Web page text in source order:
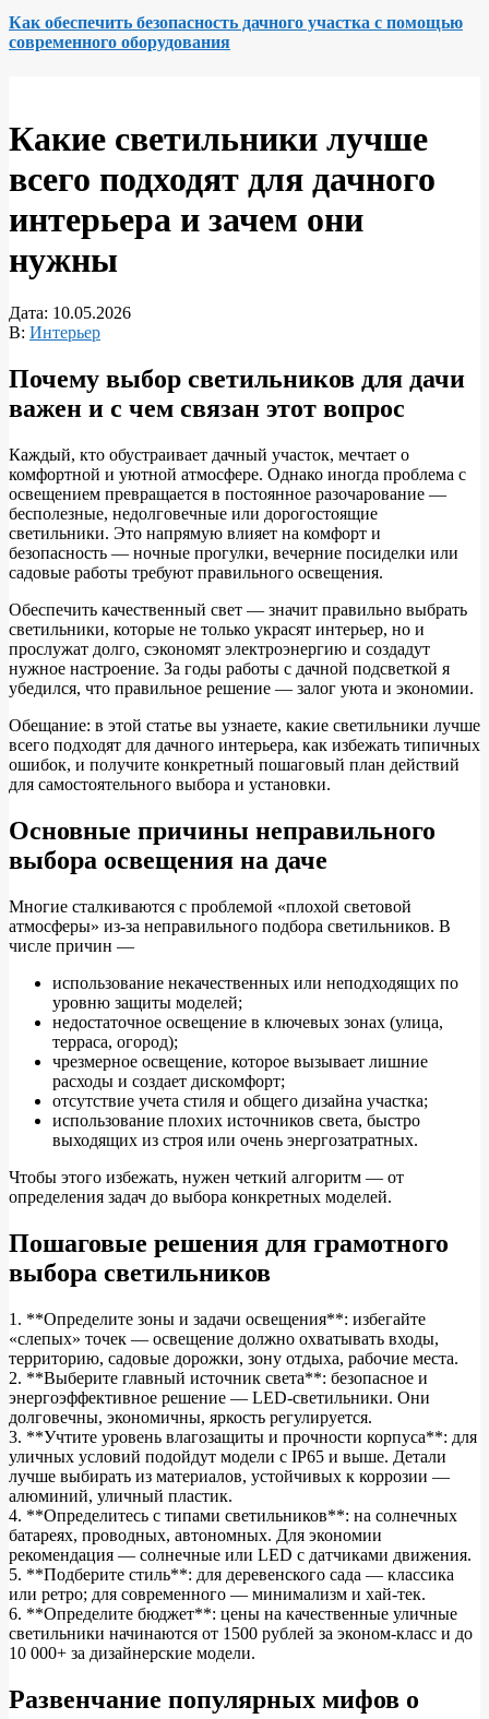
Как обеспечить безопасность дачного участка с помощью
современного оборудования
Какие светильники лучше
всего подходят для дачного
интерьера и зачем они
нужны
Дата: 10.05.2026
В: Интерьер
Почему выбор светильников для дачи
важен и с чем связан этот вопрос
Каждый, кто обустраивает дачный участок, мечтает о
комфортной и уютной атмосфере. Однако иногда проблема с
освещением превращается в постоянное разочарование —
бесполезные, недолговечные или дорогостоящие
светильники. Это напрямую влияет на комфорт и
безопасность — ночные прогулки, вечерние посиделки или
садовые работы требуют правильного освещения.
Обеспечить качественный свет — значит правильно выбрать
светильники, которые не только украсят интерьер, но и
прослужат долго, сэкономят электроэнергию и создадут
нужное настроение. За годы работы с дачной подсветкой я
убедился, что правильное решение — залог уюта и экономии.
Обещание: в этой статье вы узнаете, какие светильники лучше
всего подходят для дачного интерьера, как избежать типичных
ошибок, и получите конкретный пошаговый план действий
для самостоятельного выбора и установки.
Основные причины неправильного
выбора освещения на даче
Многие сталкиваются с проблемой «плохой световой
атмосферы» из-за неправильного подбора светильников. В
числе причин —
использование некачественных или неподходящих по
уровню защиты моделей;
недостаточное освещение в ключевых зонах (улица,
терраса, огород);
чрезмерное освещение, которое вызывает лишние
расходы и создает дискомфорт;
отсутствие учета стиля и общего дизайна участка;
использование плохих источников света, быстро
выходящих из строя или очень энергозатратных.
Чтобы этого избежать, нужен четкий алгоритм — от
определения задач до выбора конкретных моделей.
Пошаговые решения для грамотного
выбора светильников
1. **Определите зоны и задачи освещения**: избегайте
«слепых» точек — освещение должно охватывать входы,
территорию, садовые дорожки, зону отдыха, рабочие места.
2. **Выберите главный источник света**: безопасное и
энергоэффективное решение — LED-светильники. Они
долговечны, экономичны, яркость регулируется.
3. **Учтите уровень влагозащиты и прочности корпуса**: для
уличных условий подойдут модели с IP65 и выше. Детали
лучше выбирать из материалов, устойчивых к коррозии —
алюминий, уличный пластик.
4. **Определитесь с типами светильников**: на солнечных
батареях, проводных, автономных. Для экономии
рекомендация — солнечные или LED с датчиками движения.
5. **Подберите стиль**: для деревенского сада — классика
или ретро; для современного — минимализм и хай-тек.
6. **Определите бюджет**: цены на качественные уличные
светильники начинаются от 1500 рублей за эконом-класс и до
10 000+ за дизайнерские модели.
Развенчание популярных мифов о